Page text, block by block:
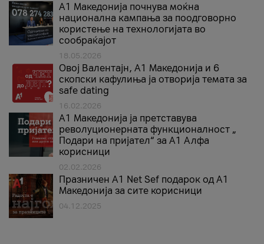
A1 Македонија почнува моќна
национална кампања за поодговорно
користење на технологијата во
сообраќајот
18.05.2026
Овој Валентајн, A1 Македонија и 6
скопски кафулиња ја отворија темата за
safe dating
16.02.2026
А1 Македонија ја претставува
револуционерната функционалност „
Подари на пријател“ за А1 Алфа
корисници
02.02.2026
Празничен A1 Net Sеf подарок од А1
Македонија за сите корисници
04.12.2025